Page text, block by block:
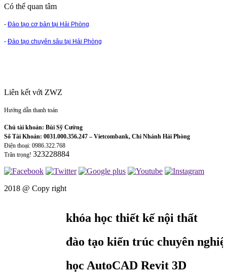
Có thể quan tâm
- Đào tạo cơ bản tại Hải Phòng
- Đào tạo chuyên sâu tại Hải Phòng
Liên kết với ZWZ
Hướng dẫn thanh toán
Chủ tài khoản: Bùi Sỹ Cường
Số Tài Khoản: 0031.000.356.247 – Vietcombank, Chi Nhánh Hải Phòng
Điện thoại: 0986.322.768
Trân trọng! 323228884
2018 @ Copy right
khóa học thiết kế nội thất
đào tạo kiến trúc chuyên nghiệp
học AutoCAD Revit 3D